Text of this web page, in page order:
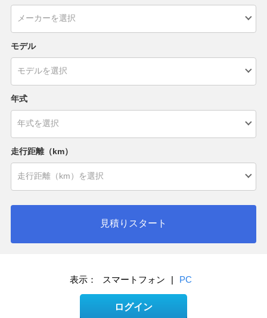
モデル
年式
走行距離（km）
見積りスタート
表示： スマートフォン | PC
ログイン